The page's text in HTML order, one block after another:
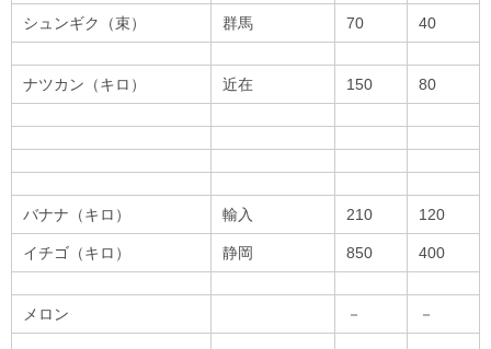
シュンギク（束） 群馬 70 40
ナツカン（キロ） 近在 150 80
バナナ（キロ） 輸入 210 120
イチゴ（キロ） 静岡 850 400
メロン － －